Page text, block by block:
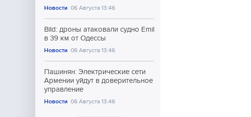
Новости 06 Августа 13:46
Bild: дроны атаковали судно Emil
в 39 км от Одессы
Новости 06 Августа 13:46
Пашинян: Электрические сети
Армении уйдут в доверительное
управление
Новости 06 Августа 13:46